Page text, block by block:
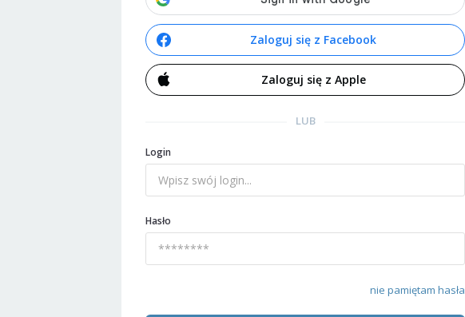
Zaloguj się z Facebook
Zaloguj się z Apple
LUB
Login
Hasło
nie pamiętam hasła